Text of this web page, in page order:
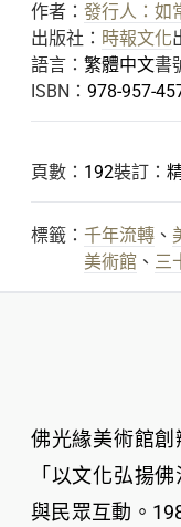
作者： 發行人：如
出版社： 時報文化
語言： 繁體中文書
ISBN： 978-957-
頁數： 192裝訂：
標籤： 千年流轉 、
美術館 、 三
佛光緣美術館
「以文化弘揚
與民眾互動。